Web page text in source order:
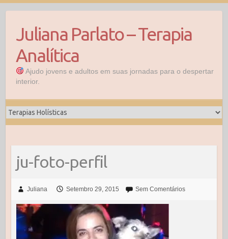
Juliana Parlato – Terapia
Analítica
Ajudo jovens e adultos em suas jornadas para o despertar
interior.
ju-foto-perfil
Juliana Setembro 29, 2015 Sem Comentários